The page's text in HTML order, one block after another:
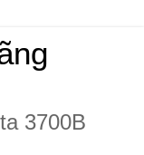
3700B